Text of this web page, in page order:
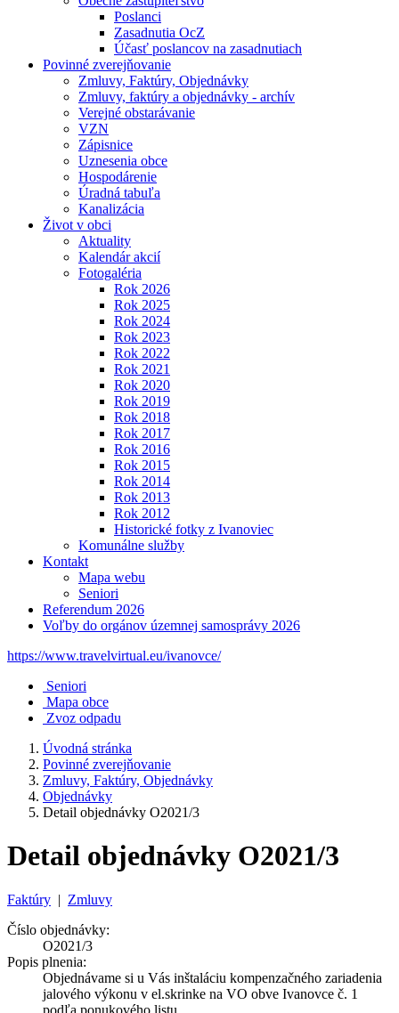
Poslanci
Zasadnutia OcZ
Účasť poslancov na zasadnutiach
Povinné zverejňovanie
Zmluvy, Faktúry, Objednávky
Zmluvy, faktúry a objednávky - archív
Verejné obstarávanie
VZN
Zápisnice
Uznesenia obce
Hospodárenie
Úradná tabuľa
Kanalizácia
Život v obci
Aktuality
Kalendár akcií
Fotogaléria
Rok 2026
Rok 2025
Rok 2024
Rok 2023
Rok 2022
Rok 2021
Rok 2020
Rok 2019
Rok 2018
Rok 2017
Rok 2016
Rok 2015
Rok 2014
Rok 2013
Rok 2012
Historické fotky z Ivanoviec
Komunálne služby
Kontakt
Mapa webu
Seniori
Referendum 2026
Voľby do orgánov územnej samosprávy 2026
https://www.travelvirtual.eu/ivanovce/
Seniori
Mapa obce
Zvoz odpadu
Úvodná stránka
Povinné zverejňovanie
Zmluvy, Faktúry, Objednávky
Objednávky
Detail objednávky O2021/3
Detail objednávky O2021/3
Faktúry | Zmluvy
Číslo objednávky:
O2021/3
Popis plnenia:
Objednávame si u Vás inštaláciu kompenzačného zariadenia
jalového výkonu v el.skrinke na VO obve Ivanovce č. 1
podľa ponukového listu